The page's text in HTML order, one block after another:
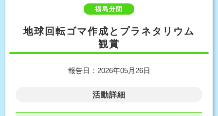
福島分団
地球回転ゴマ作成とプラネタリウム
観賞
報告日：2026年05月26日
活動詳細